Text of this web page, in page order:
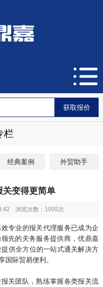
栏
经典案例 外贸助手
关变得更简单
浏览次数： 1005次
业的报关代理服务已成为企
先的关务服务提供商，优鼎嘉
供全方位的一站式通关解决方
国际贸易便利。
团队，熟练掌握各类报关流